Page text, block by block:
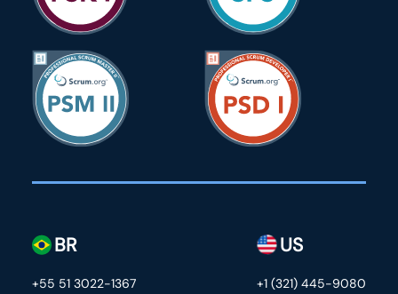
BR
+55 51 3022-1367
US
+1 (321) 445-9080